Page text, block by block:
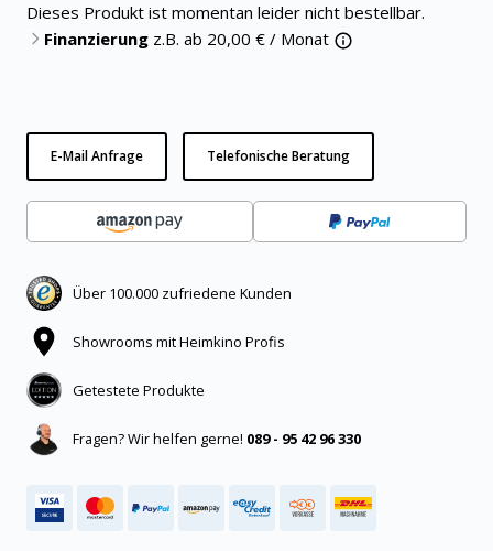
Dieses Produkt ist momentan leider nicht bestellbar.
Finanzierung z.B. ab 20,00 € / Monat
E-Mail Anfrage Telefonische Beratung
Über 100.000 zufriedene Kunden
Showrooms mit Heimkino Profis
Getestete Produkte
Fragen? Wir helfen gerne! 089 - 95 42 96 330